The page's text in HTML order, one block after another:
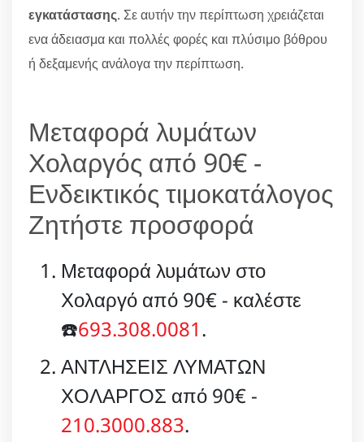
εγκατάστασης. Σε αυτήν την περίπτωση χρειάζεται
ενα άδειασμα και πολλές φορές και πλύσιμο βόθρου
ή δεξαμενής ανάλογα την περίπτωση.
Μεταφορά λυμάτων
Χολαργός από 90€ -
Ενδεικτικός τιμοκατάλογος
Ζητήστε προσφορά
Μεταφορά λυμάτων στο
Χολαργό από 90€ - καλέστε
☎️693.308.0081.
ΑΝΤΛΗΣΕΙΣ ΛΥΜΑΤΩΝ
ΧΟΛΑΡΓΟΣ από 90€ -
210.3000.883.